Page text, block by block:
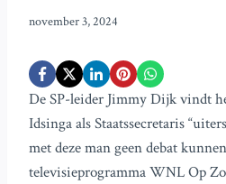
november 3, 2024
De SP-leider Jimmy Dijk vindt
Idsinga als Staatssecretaris
met deze man geen debat
televisieprogramma WNL Op